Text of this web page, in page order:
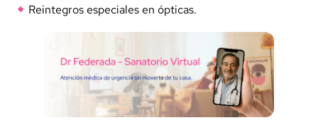
Reintegros especiales en ópticas.